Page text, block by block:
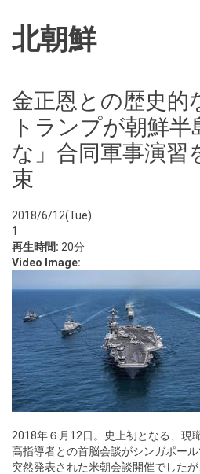
北朝鮮
金正恩との歴史的
トランプが朝鮮
な」合同軍事演習
束
2018/6/12(Tue)
1
再生時間: 20分
Video Image:
2018年６月12日。史上初となる、現
高指導者との首脳会談がシンガポー
突然発表された米朝会談開催でした